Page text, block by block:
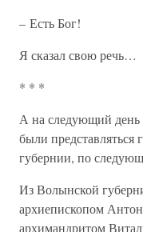
– Есть Бог!
Я сказал свою речь…
* * *
А на следующий
были
губернии, по
Из Волынской
архиепископом
архимандритом